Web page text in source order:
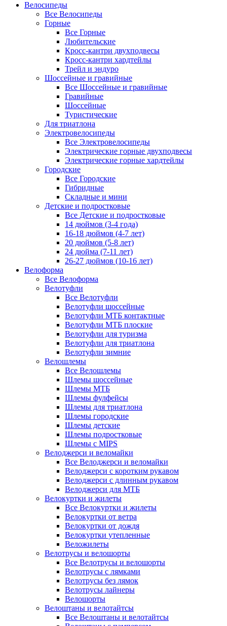
Велосипеды
Все Велосипеды
Горные
Все Горные
Любительские
Кросс-кантри двухподвесы
Кросс-кантри хардтейлы
Трейл и эндуро
Шоссейные и гравийные
Все Шоссейные и гравийные
Гравийные
Шоссейные
Туристические
Для триатлона
Электровелосипеды
Все Электровелосипеды
Электрические горные двухподвесы
Электрические горные хардтейлы
Городские
Все Городские
Гибридные
Складные и мини
Детские и подростковые
Все Детские и подростковые
14 дюймов (3-4 года)
16-18 дюймов (4-7 лет)
20 дюймов (5-8 лет)
24 дюйма (7-11 лет)
26-27 дюймов (10-16 лет)
Велоформа
Все Велоформа
Велотуфли
Все Велотуфли
Велотуфли шоссейные
Велотуфли МТБ контактные
Велотуфли МТБ плоские
Велотуфли для туризма
Велотуфли для триатлона
Велотуфли зимние
Велошлемы
Все Велошлемы
Шлемы шоссейные
Шлемы МТБ
Шлемы фулфейсы
Шлемы для триатлона
Шлемы городские
Шлемы детские
Шлемы подростковые
Шлемы с MIPS
Велоджерси и веломайки
Все Велоджерси и веломайки
Велоджерси с коротким рукавом
Велоджерси с длинным рукавом
Велоджерси для МТБ
Велокуртки и жилеты
Все Велокуртки и жилеты
Велокуртки от ветра
Велокуртки от дождя
Велокуртки утепленные
Веложилеты
Велотрусы и велошорты
Все Велотрусы и велошорты
Велотрусы с лямками
Велотрусы без лямок
Велотрусы лайнеры
Велошорты
Велоштаны и велотайтсы
Все Велоштаны и велотайтсы